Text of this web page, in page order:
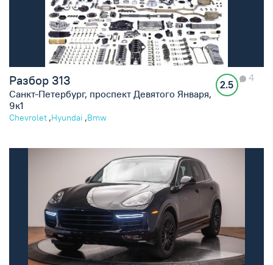
Разбор 313
Санкт-Петербург, проспект Девятого Января,
9к1
2.5
4
Chevrolet ,Hyundai ,Bmw